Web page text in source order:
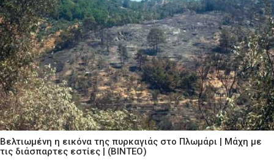
Βελτιωμένη η εικόνα της πυρκαγιάς στο Πλωμάρι | Μάχη με
τις διάσπαρτες εστίες | (ΒΙΝΤΕΟ)